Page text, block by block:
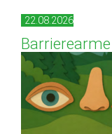
22.08.2026